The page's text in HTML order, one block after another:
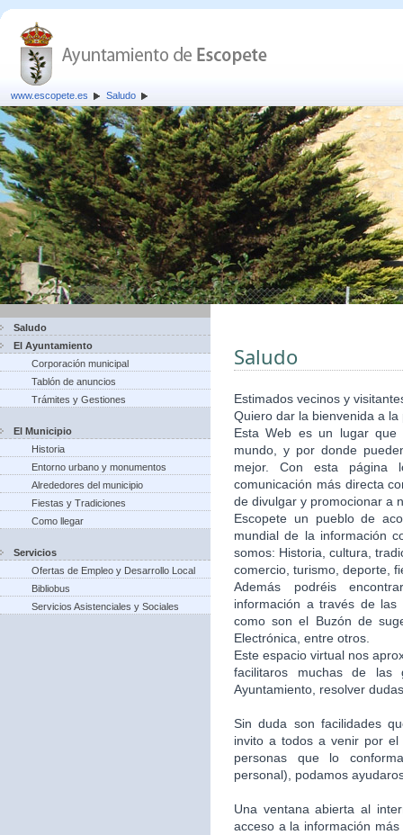
www.escopete.es Saludo
Saludo
El Ayuntamiento
Corporación municipal
Tablón de anuncios
Trámites y Gestiones
El Municipio
Historia
Entorno urbano y monumentos
Alrededores del municipio
Fiestas y Tradiciones
Como llegar
Servicios
Ofertas de Empleo y Desarrollo Local
Bibliobus
Servicios Asistenciales y Sociales
Saludo
Estimados vecinos y
Quiero dar la bienvenida a
Esta Web es un lugar
mundo, y por donde
mejor. Con esta página
comunicación más directa
de divulgar y promocionar a
Escopete un pueblo de
mundial de la información
somos: Historia, cultura,
comercio, turismo, deporte,
Además podréis
información a través de
como son el Buzón de
Electrónica, entre otros.
Este espacio virtual nos
facilitaros muchas de
Ayuntamiento, resolver
Sin duda son facilidades
invito a todos a venir por
personas que lo
personal), podamos
Una ventana abierta al
acceso a la información